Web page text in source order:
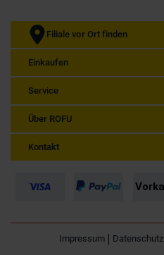
Filiale vor Ort finden
Einkaufen
Service
Über ROFU
Kontakt
Impressum Datenschutz